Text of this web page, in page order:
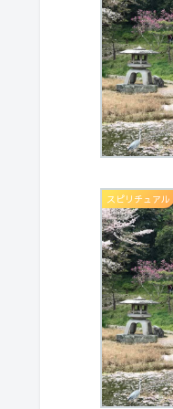
スピリチュアル